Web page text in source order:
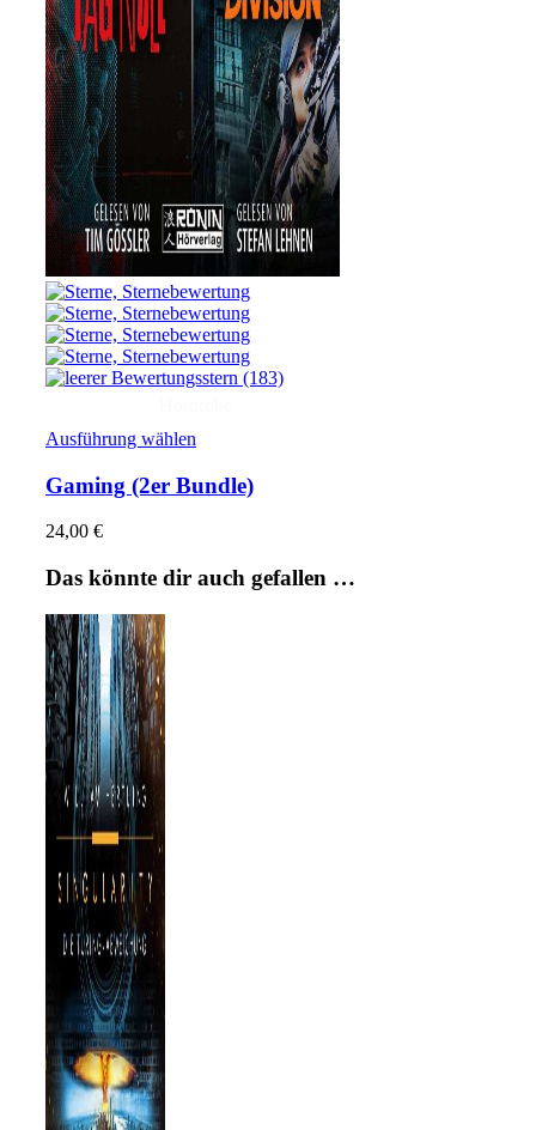
(183)
Ausführung wählen
Gaming (2er Bundle)
24,00 €
Das könnte dir auch gefallen …